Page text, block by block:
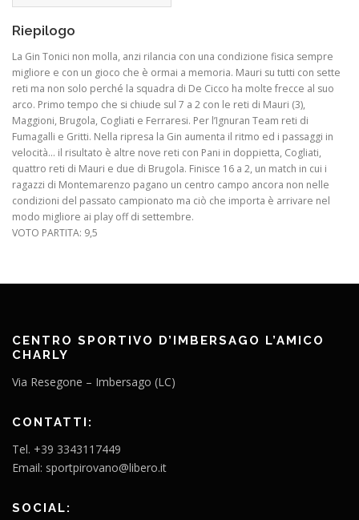
Riepilogo
La Gin Tonici non molla, anzi rilancia con una condizione fisica sempre
migliore e con un gioco che è ormai a memoria. Mauri su tutti con sette
reti ma non solo perché la squadra di De Cicco ha molte frecce al suo
arco. Primo tempo che si chiude sul 7 a 2 con le reti di Mauri (3),
Maggioni, Brugola, Cogliati e Ferraresi. Per l’Ignuran Team reti di
Fumagalli e Gritti. Nella ripresa la Gin aumenta il ritmo ed i passaggi in
velocità… il risultato è altre nove reti con Pani in doppietta, Cogliati,
quattro reti di Mauri e due di Brugola. Finisce 16 a 2, un match in cui i
ragazzi di Montemarenzo pagano un centro campo ancora non nelle
condizioni del passato campionato ma ciò che importa è arrivare nel
modo migliore ai play off di settembre.
VOTO PARTITA: 9,5
CENTRO SPORTIVO D’IMBERSAGO L’AMICO
CHARLY
Via Resegone – Imbersago (LC)
CONTATTI:
Tel. +39 3343117449
Email: sportpirovano@libero.it
SOCIAL: